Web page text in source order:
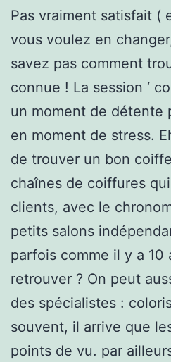
Pas vraiment satisfait (
vous voulez en
savez pas comment
connue ! La session ‘
un moment de détente
en moment de stress.
de trouver un bon
chaînes de coiffures
clients, avec le
petits salons
parfois comme il y a 10
retrouver ? On peut
des spécialistes :
souvent, il arrive que
points de vu. par